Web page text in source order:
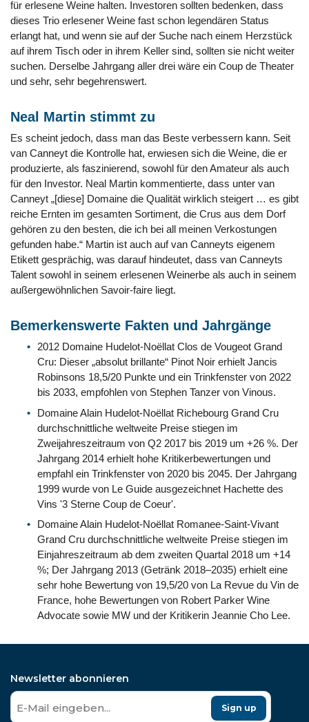
für erlesene Weine halten. Investoren sollten bedenken, dass
dieses Trio erlesener Weine fast schon legendären Status
erlangt hat, und wenn sie auf der Suche nach einem Herzstück
auf ihrem Tisch oder in ihrem Keller sind, sollten sie nicht weiter
suchen. Derselbe Jahrgang aller drei wäre ein Coup de Theater
und sehr, sehr begehrenswert.
Neal Martin stimmt zu
Es scheint jedoch, dass man das Beste verbessern kann. Seit
van Canneyt die Kontrolle hat, erwiesen sich die Weine, die er
produzierte, als faszinierend, sowohl für den Amateur als auch
für den Investor. Neal Martin kommentierte, dass unter van
Canneyt „[diese] Domaine die Qualität wirklich steigert … es gibt
reiche Ernten im gesamten Sortiment, die Crus aus dem Dorf
gehören zu den besten, die ich bei all meinen Verkostungen
gefunden habe.“ Martin ist auch auf van Canneyts eigenem
Etikett gesprächig, was darauf hindeutet, dass van Canneyts
Talent sowohl in seinem erlesenen Weinerbe als auch in seinem
außergewöhnlichen Savoir-faire liegt.
Bemerkenswerte Fakten und Jahrgänge
2012 Domaine Hudelot-Noëllat Clos de Vougeot Grand
Cru: Dieser „absolut brillante“ Pinot Noir erhielt Jancis
Robinsons 18,5/20 Punkte und ein Trinkfenster von 2022
bis 2033, empfohlen von Stephen Tanzer von Vinous.
Domaine Alain Hudelot-Noëllat Richebourg Grand Cru
durchschnittliche weltweite Preise stiegen im
Zweijahreszeitraum von Q2 2017 bis 2019 um +26 %. Der
Jahrgang 2014 erhielt hohe Kritikerbewertungen und
empfahl ein Trinkfenster von 2020 bis 2045. Der Jahrgang
1999 wurde von Le Guide ausgezeichnet Hachette des
Vins '3 Sterne Coup de Coeur'.
Domaine Alain Hudelot-Noëllat Romanee-Saint-Vivant
Grand Cru durchschnittliche weltweite Preise stiegen im
Einjahreszeitraum ab dem zweiten Quartal 2018 um +14
%; Der Jahrgang 2013 (Getränk 2018–2035) erhielt eine
sehr hohe Bewertung von 19,5/20 von La Revue du Vin de
France, hohe Bewertungen von Robert Parker Wine
Advocate sowie MW und der Kritikerin Jeannie Cho Lee.
Newsletter abonnieren
Sign up